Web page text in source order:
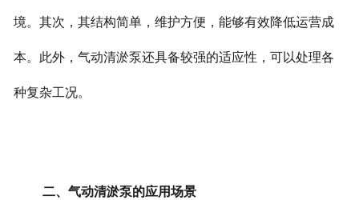
境。其次，其结构简单，维护方便，能够有效降低运营成
本。此外，气动清淤泵还具备较强的适应性，可以处理各
种复杂工况。
二、气动清淤泵的应用场景